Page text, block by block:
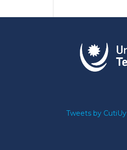
Tweets by CutiUy